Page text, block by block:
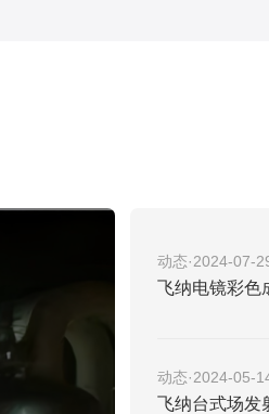
动态·2024-07-
飞纳电镜彩色
动态·2024-05-
飞纳台式场发